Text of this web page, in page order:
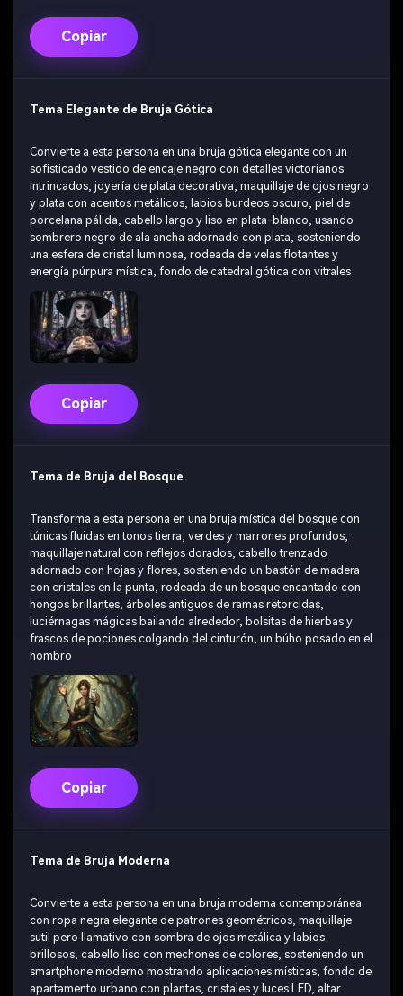
Copiar
Tema Elegante de Bruja Gótica
Convierte a esta persona en una bruja gótica elegante con un
sofisticado vestido de encaje negro con detalles victorianos
intrincados, joyería de plata decorativa, maquillaje de ojos negro
y plata con acentos metálicos, labios burdeos oscuro, piel de
porcelana pálida, cabello largo y liso en plata-blanco, usando
sombrero negro de ala ancha adornado con plata, sosteniendo
una esfera de cristal luminosa, rodeada de velas flotantes y
energía púrpura mística, fondo de catedral gótica con vitrales
Copiar
Tema de Bruja del Bosque
Transforma a esta persona en una bruja mística del bosque con
túnicas fluidas en tonos tierra, verdes y marrones profundos,
maquillaje natural con reflejos dorados, cabello trenzado
adornado con hojas y flores, sosteniendo un bastón de madera
con cristales en la punta, rodeada de un bosque encantado con
hongos brillantes, árboles antiguos de ramas retorcidas,
luciérnagas mágicas bailando alrededor, bolsitas de hierbas y
frascos de pociones colgando del cinturón, un búho posado en el
hombro
Copiar
Tema de Bruja Moderna
Convierte a esta persona en una bruja moderna contemporánea
con ropa negra elegante de patrones geométricos, maquillaje
sutil pero llamativo con sombra de ojos metálica y labios
brillosos, cabello liso con mechones de colores, sosteniendo un
smartphone moderno mostrando aplicaciones místicas, fondo de
apartamento urbano con plantas, cristales y luces LED, altar